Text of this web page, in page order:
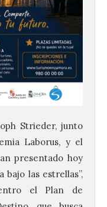
Strieder, junto
Laborus, y el
presentado hoy
las estrellas”,
el Plan de